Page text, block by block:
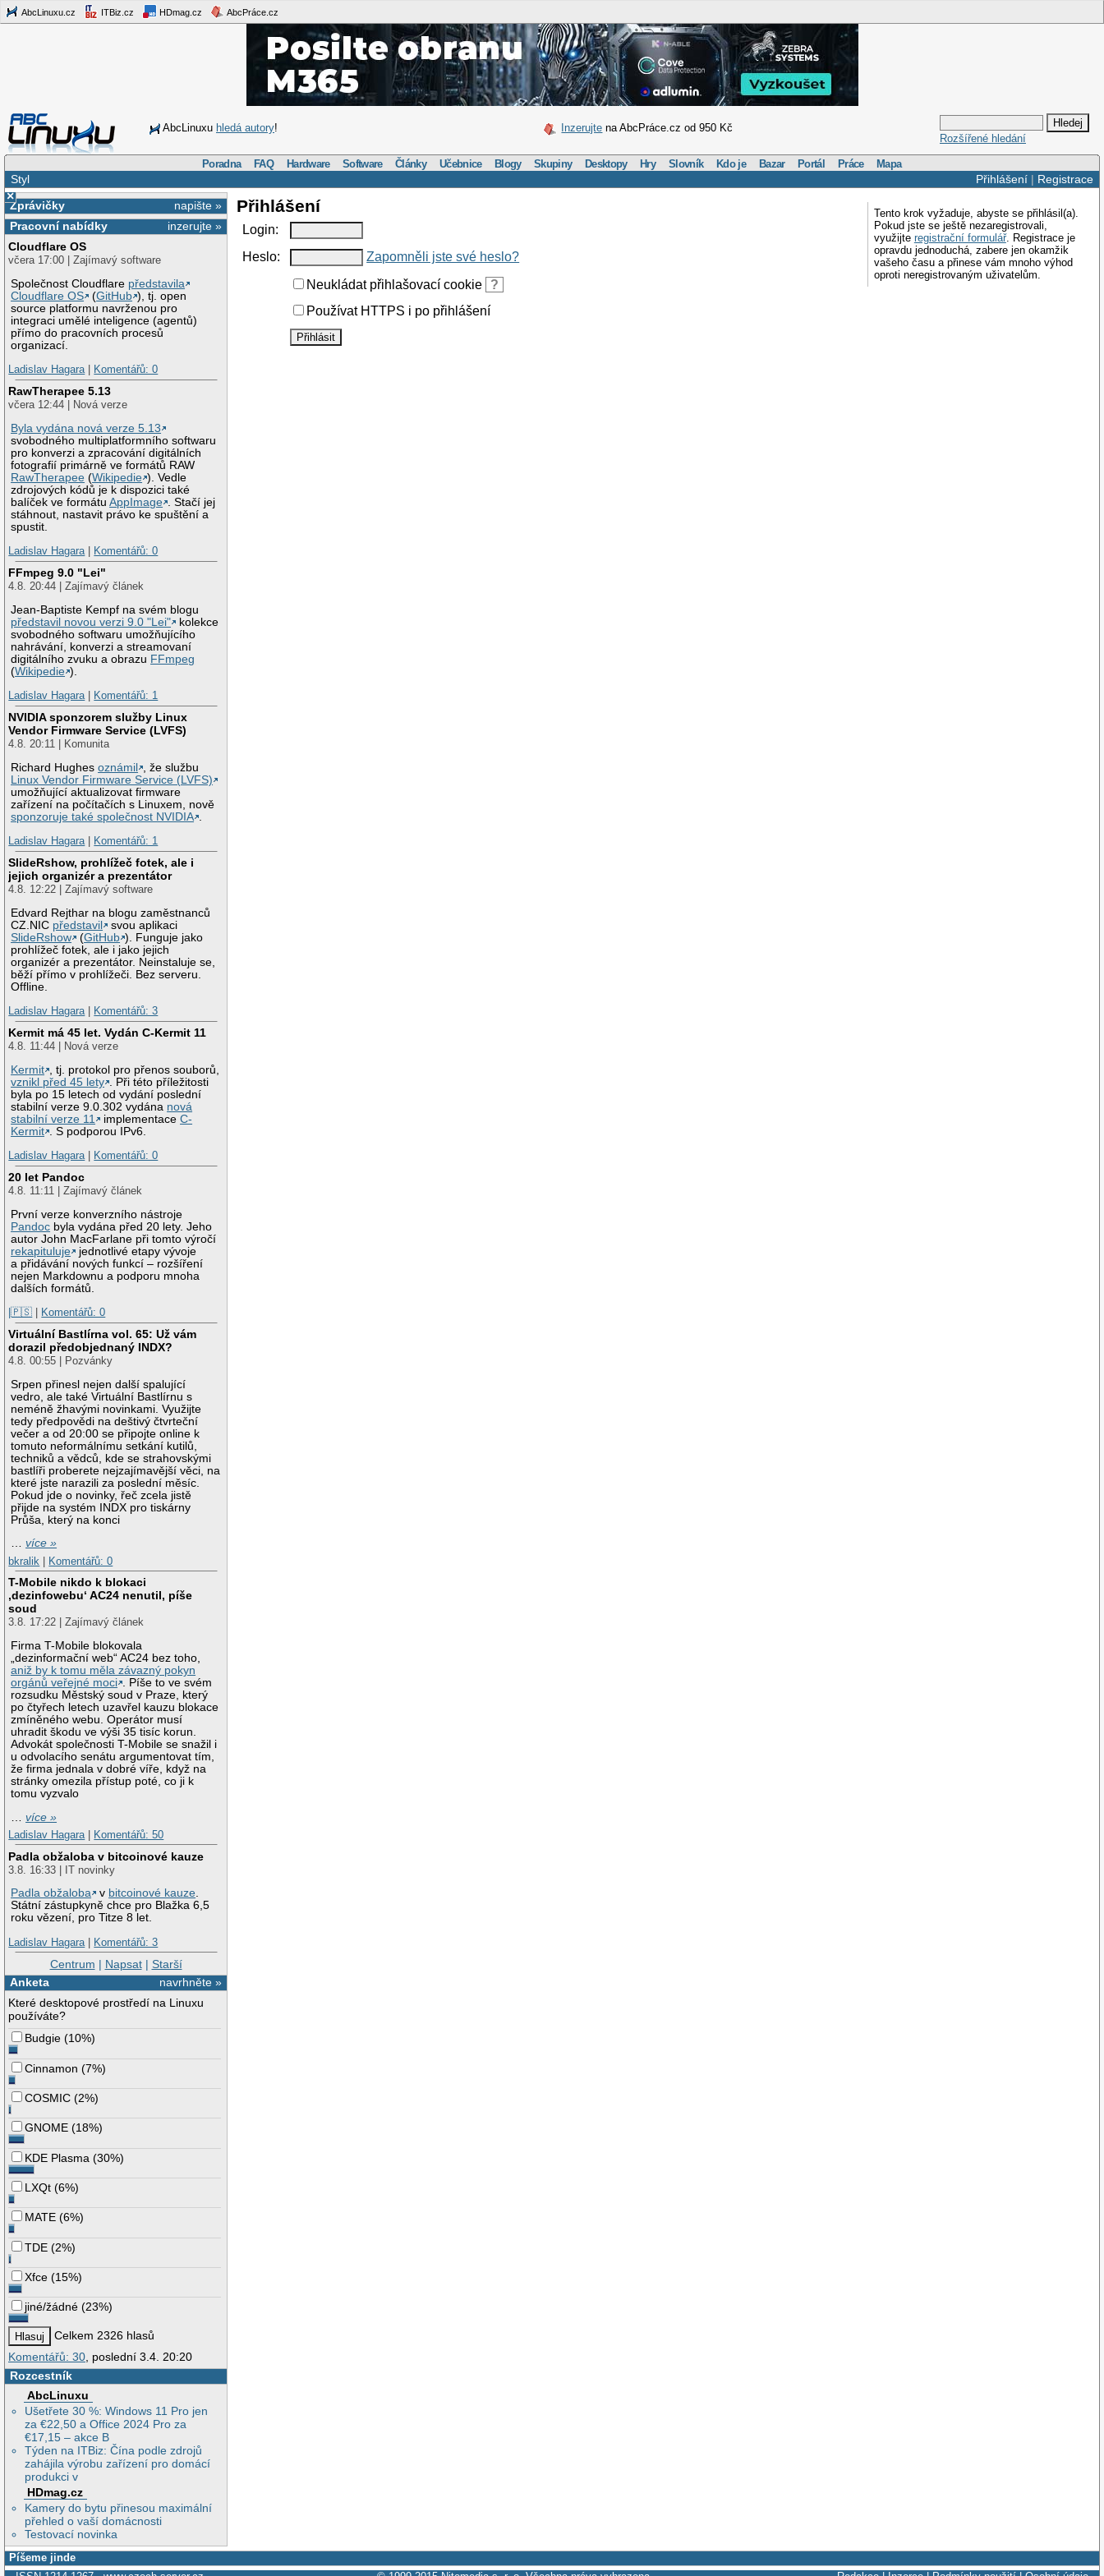
AbcLinuxu.cz ITBiz.cz HDmag.cz AbcPráce.cz
AbcLinuxu hledá autory! Inzerujte na AbcPráce.cz od 950 Kč
Rozšířené hledání
Poradna FAQ Hardware Software Články Učebnice Blogy Skupiny Desktopy Hry Slovník Kdo je Bazar Portál Práce Mapa
Přihlášení| Registrace
Styl
×
napište »
Zprávičky
inzerujte »
Pracovní nabídky
Cloudflare OS
včera 17:00 | Zajímavý software
Společnost Cloudflare představila
Cloudflare OS
(GitHub ), tj. open
source platformu navrženou pro
integraci umělé inteligence (agentů)
přímo do pracovních procesů
organizací.
Ladislav Hagara| Komentářů: 0
RawTherapee 5.13
včera 12:44 | Nová verze
Byla vydána nová verze 5.13
svobodného multiplatformního softwaru
pro konverzi a zpracování digitálních
fotografií primárně ve formátů RAW
RawTherapee (Wikipedie ). Vedle
zdrojových kódů je k dispozici také
balíček ve formátuAppImage
. Stačí jej
stáhnout, nastavit právo ke spuštění a
spustit.
Ladislav Hagara| Komentářů: 0
FFmpeg 9.0 "Lei"
4.8. 20:44 | Zajímavý článek
Jean-Baptiste Kempf na svém blogu
představil novou verzi 9.0 "Lei"
kolekce
svobodného softwaru umožňujícího
nahrávání, konverzi a streamovaní
digitálního zvuku a obrazu FFmpeg
(Wikipedie ).
Ladislav Hagara| Komentářů: 1
NVIDIA sponzorem služby Linux
Vendor Firmware Service (LVFS)
4.8. 20:11 | Komunita
Richard Hughesoznámil
, že službu
Linux Vendor Firmware Service (LVFS)
umožňující aktualizovat firmware
zařízení na počítačích s Linuxem, nově
sponzoruje také společnost NVIDIA
Ladislav Hagara| Komentářů: 1
SlideRshow, prohlížeč fotek, ale i
jejich organizér a prezentátor
4.8. 12:22 | Zajímavý software
Edvard Rejthar na blogu zaměstnanců
CZ.NIC představil
svou aplikaci
SlideRshow
(GitHub ). Funguje jako
prohlížeč fotek, ale i jako jejich
organizér a prezentátor. Neinstaluje se,
běží přímo v prohlížeči. Bez serveru.
Offline.
Ladislav Hagara| Komentářů: 3
Kermit má 45 let. Vydán C-Kermit 11
4.8. 11:44 | Nová verze
Kermit
, tj. protokol pro přenos souborů,
vznikl před 45 lety
. Při této příležitosti
byla po 15 letech od vydání poslední
stabilní verze 9.0.302 vydána nová
stabilní verze 11
implementaceC-
Kermit
. S podporou IPv6.
Ladislav Hagara| Komentářů: 0
20 let Pandoc
4.8. 11:11 | Zajímavý článek
První verze konverzního nástroje
Pandoc byla vydána před 20 lety. Jeho
autor John MacFarlane při tomto výročí
rekapituluje
jednotlivé etapy vývoje
a přidávání nových funkcí – rozšíření
nejen Markdownu a podporu mnoha
dalších formátů.
|🇵🇸
Komentářů: 0
Virtuální Bastlírna vol. 65: Už vám
dorazil předobjednaný INDX?
4.8. 00:55 | Pozvánky
Srpen přinesl nejen další spalující
vedro, ale také Virtuální Bastlírnu s
neméně žhavými novinkami. Využijte
tedy předpovědi na deštivý čtvrteční
večer a od 20:00 se připojte online k
tomuto neformálnímu setkání kutilů,
techniků a vědců, kde se strahovskými
bastlíři proberete nejzajímavější věci, na
které jste narazili za poslední měsíc.
Pokud jde o novinky, řeč zcela jistě
přijde na systém INDX pro tiskárny
Průša, který na konci
…více »
bkralik | Komentářů: 0
T-Mobile nikdo k blokaci
‚dezinfowebu‘ AC24 nenutil, píše
soud
3.8. 17:22 | Zajímavý článek
Firma T-Mobile blokovala
„dezinformační web“ AC24 bez toho,
aniž by k tomu měla závazný pokyn
orgánů veřejné moci
. Píše to ve svém
rozsudku Městský soud v Praze, který
po čtyřech letech uzavřel kauzu blokace
zmíněného webu. Operátor musí
uhradit škodu ve výši 35 tisíc korun.
Advokát společnosti T-Mobile se snažil i
u odvolacího senátu argumentovat tím,
že firma jednala v dobré víře, když na
stránky omezila přístup poté, co ji k
tomu vyzvalo
…více »
Ladislav Hagara| Komentářů: 50
Padla obžaloba v bitcoinové kauze
3.8. 16:33 | IT novinky
Padla obžaloba
v bitcoinové kauze.
Státní zástupkyně chce pro Blažka 6,5
roku vězení, pro Titze 8 let.
Ladislav Hagara| Komentářů: 3
Centrum | Napsat| Starší
navrhněte »
Anketa
Které desktopové prostředí na Linuxu
používáte?
Budgie (10%)
Cinnamon (7%)
COSMIC (2%)
GNOME (18%)
KDE Plasma (30%)
LXQt (6%)
MATE (6%)
TDE (2%)
Xfce (15%)
jiné/žádné (23%)
Celkem 2326 hlasů
Komentářů: 30 , poslední 3.4. 20:20
Rozcestník
AbcLinuxu
Ušetřete 30 %: Windows 11 Pro jen
za €22,50 a Office 2024 Pro za
€17,15 – akce B
Týden na ITBiz: Čína podle zdrojů
zahájila výrobu zařízení pro domácí
produkci v
HDmag.cz
Kamery do bytu přinesou maximální
přehled o vaší domácnosti
Testovací novinka
Tento krok vyžaduje, abyste se přihlásil(a).
Pokud jste se ještě nezaregistrovali,
využijte registrační formulář. Registrace je
opravdu jednoduchá, zabere jen okamžik
vašeho času a přinese vám mnoho výhod
oproti neregistrovaným uživatelům.
Přihlášení
Login:
Heslo:
Zapomněli jste své heslo?
Neukládat přihlašovací cookie
?
Používat HTTPS i po přihlášení
Píšeme jinde